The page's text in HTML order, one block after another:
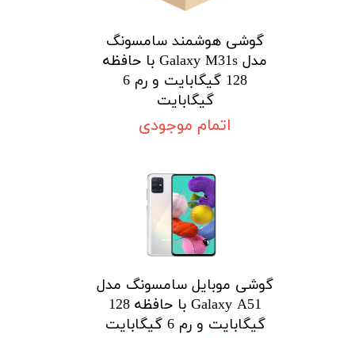
گوشی هوشمند سامسونگ
مدل Galaxy M31s با حافظه
128 گیگابایت و رم 6
گیگابایت
اتمام موجودی
گوشی موبایل سامسونگ مدل
Galaxy A51 با حافظه 128
گیگابایت و رم 6 گیگابایت